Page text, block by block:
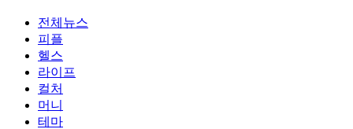
전체뉴스
피플
헬스
라이프
컬처
머니
테마